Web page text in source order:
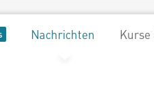
Nachrichten Kurse